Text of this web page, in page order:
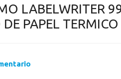
O CONTINÚA CON
LABELWRITER
PAPEL